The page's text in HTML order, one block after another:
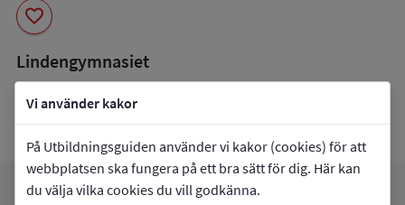
Vi använder kakor
På Utbildningsguiden använder vi kakor (cookies) för att
webbplatsen ska fungera på ett bra sätt för dig. Här kan
du välja vilka cookies du vill godkänna.
favorite
Lindengymnasiet
book_5 Inriktning som finns tillgänglig
Kök och servering